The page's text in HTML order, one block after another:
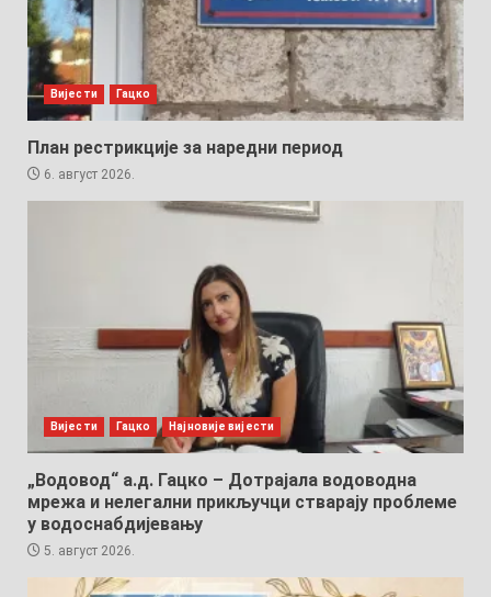
Вијести Гацко
План рестрикције за наредни период
6. август 2026.
Вијести Гацко Најновије вијести
„Водовод“ а.д. Гацко – Дотрајала водоводна
мрежа и нелегални прикључци стварају проблеме
у водоснабдијевању
5. август 2026.